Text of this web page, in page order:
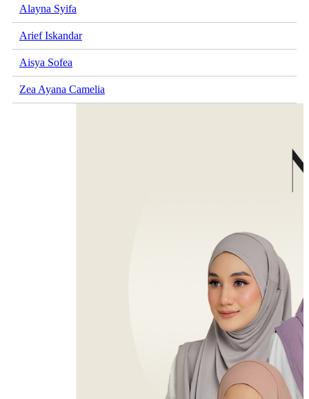
Alayna Syifa
Arief Iskandar
Aisya Sofea
Zea Ayana Camelia